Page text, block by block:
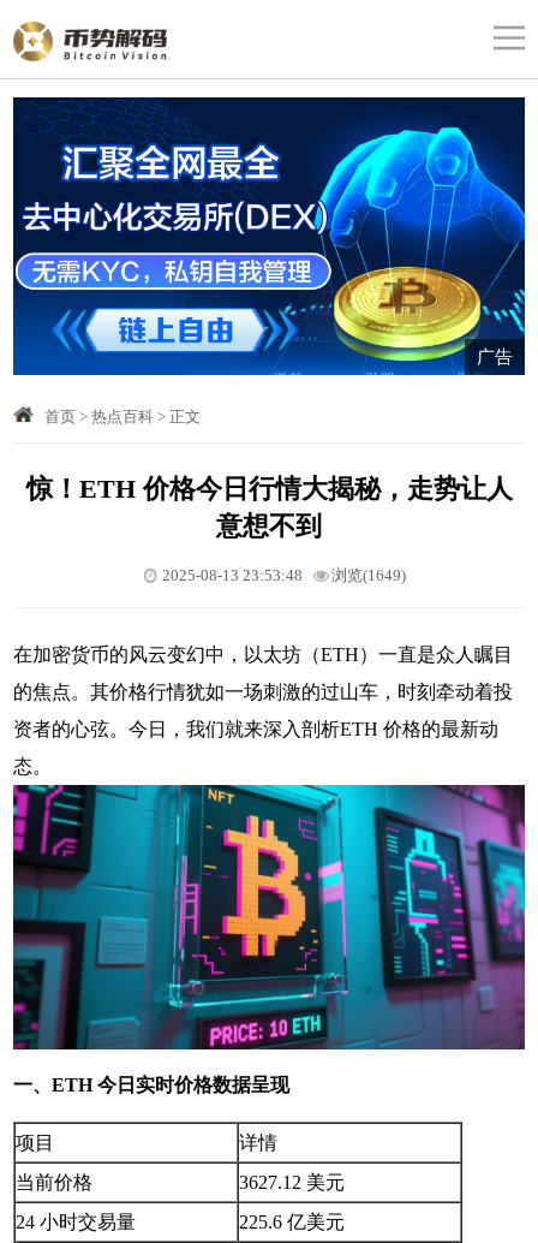
广告
首页> 热点百科> 正文
惊！ETH 价格今日行情大揭秘，走势让人
意想不到
2025-08-13 23:53:48 浏览(1649)
在加密货币的风云变幻中，以太坊（ETH）一直是众人瞩目
的焦点。其价格行情犹如一场刺激的过山车，时刻牵动着投
资者的心弦。今日，我们就来深入剖析ETH 价格的最新动
态。
一、ETH 今日实时价格数据呈现
项目
详情
当前价格
3627.12 美元
24 小时交易量
225.6 亿美元